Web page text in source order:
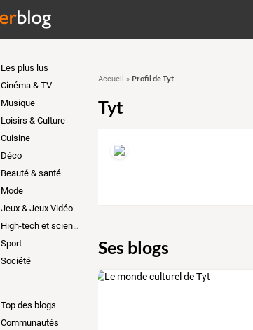
Les plus lus
Cinéma & TV
Musique
Loisirs & Culture
Cuisine
Déco
Beauté & santé
Mode
Jeux & Jeux Vidéo
High-tech et sciences
Sport
Société
Top des blogs
Communautés
Accueil » Profil de Tyt
Tyt
Ses blogs